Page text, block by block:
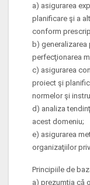
a) asigurarea
planificare şi a
conform
b) generalizarea
perfecţionarea
c) asigurarea
proiect şi
normelor şi
d) analiza
acest domeniu;
e) asigurarea
organizaţiilor
Principiile de
a) prezumţia că